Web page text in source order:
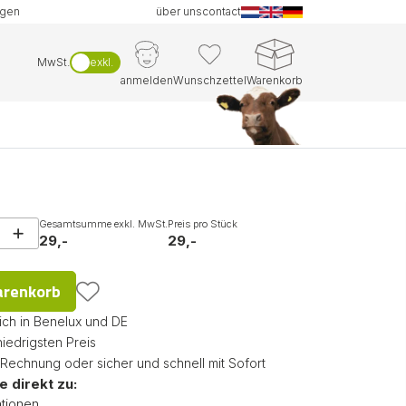
über unscontact
MwSt.
exkl.
anmeldenWunschzettelWarenkorb
Gesamtsumme exkl. MwSt.
29,-
Preis pro Stück
29,-
in Benelux und DE
Preis
oder sicher und schnell mit Sofort
direkt zu: